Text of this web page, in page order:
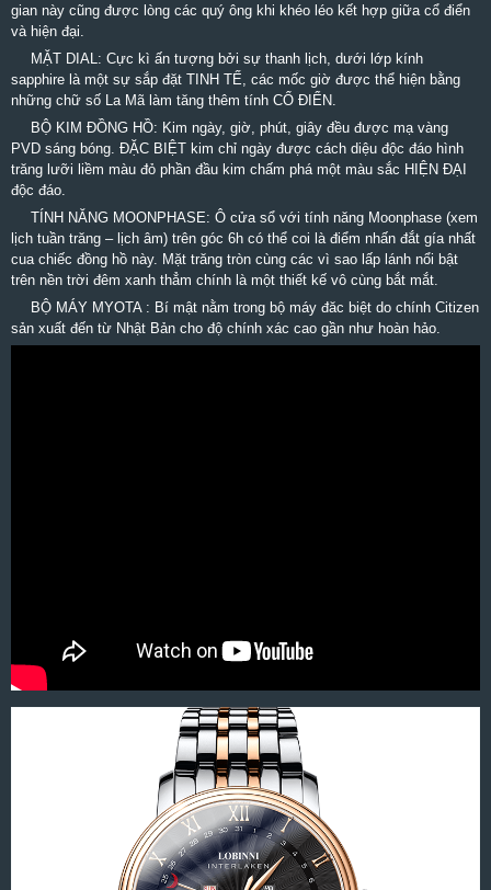
gian này cũng được lòng các quý ông khi khéo léo kết hợp giữa cổ điển
và hiện đại.
MẶT DIAL: Cực kì ấn tượng bởi sự thanh lịch, dưới lớp kính
sapphire là một sự sắp đặt TINH TẾ, các mốc giờ được thể hiện bằng
những chữ số La Mã làm tăng thêm tính CỔ ĐIỂN.
BỘ KIM ĐỒNG HỒ: Kim ngày, giờ, phút, giây đều được mạ vàng
PVD sáng bóng. ĐẶC BIỆT kim chỉ ngày được cách diệu độc đáo hình
trăng lưỡi liềm màu đỏ phần đầu kim chấm phá một màu sắc HIỆN ĐẠI
độc đáo.
TÍNH NĂNG MOONPHASE: Ô cửa sổ với tính năng Moonphase (xem
lịch tuần trăng – lịch âm) trên góc 6h có thể coi là điểm nhấn đắt gía nhất
cua chiếc đồng hồ này. Mặt trăng tròn cùng các vì sao lấp lánh nổi bật
trên nền trời đêm xanh thẳm chính là một thiết kế vô cùng bắt mắt.
BỘ MÁY MYOTA : Bí mật nằm trong bộ máy đăc biệt do chính Citizen
sản xuất đến từ Nhật Bản cho độ chính xác cao gần như hoàn hảo.